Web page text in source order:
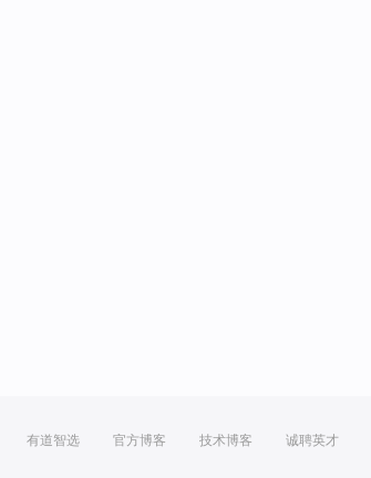
有道智选 官方博客 技术博客 诚聘英才